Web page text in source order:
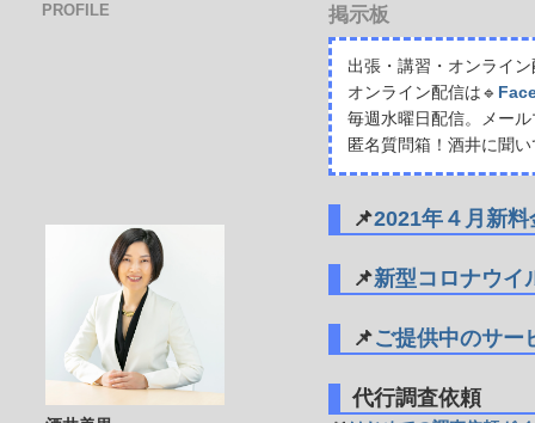
掲示板
出張・講習・オンライ
オンライン配信は🔹
毎週水曜日配信。メー
匿名質問箱！酒井に聞
📌2021年４月新
📌新型コロナウイ
📌ご提供中のサー
代行調査依頼
PROFILE